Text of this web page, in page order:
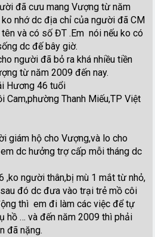
đã cưu mang Vượng từ năm
nhớ dc địa chỉ của người đã CM
và có số ĐT .Em nói nếu ko có
dc đế bây giờ.
người đã bỏ ra khá nhiều tiền
từ năm 2009 đến nay.
Hương 46 tuổi
Thanh Miếu,TP Việt
giám hộ cho Vượng,và lo cho
dc hưởng trợ cấp mỗi tháng dc
,ko người thân,bị mù 1 mắt từ nhỏ,
đó dc đưa vào trại trẻ mồ côi
thì em đi làm các việc để tự
hồ … và đến năm 2009 thì phải
đã nặng.